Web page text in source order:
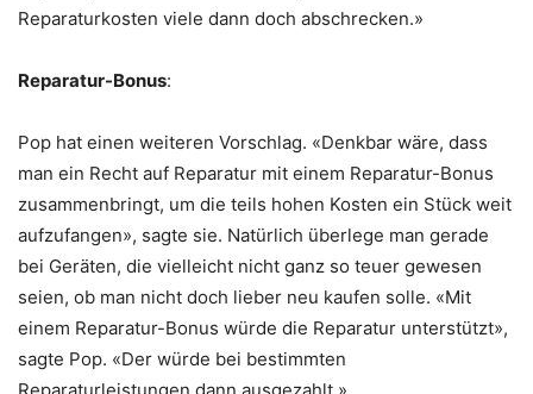
Reparaturkosten viele dann doch abschrecken.»
Reparatur-Bonus:
Pop hat einen weiteren Vorschlag. «Denkbar wäre, dass
man ein Recht auf Reparatur mit einem Reparatur-Bonus
zusammenbringt, um die teils hohen Kosten ein Stück weit
aufzufangen», sagte sie. Natürlich überlege man gerade
bei Geräten, die vielleicht nicht ganz so teuer gewesen
seien, ob man nicht doch lieber neu kaufen solle. «Mit
einem Reparatur-Bonus würde die Reparatur unterstützt»,
sagte Pop. «Der würde bei bestimmten